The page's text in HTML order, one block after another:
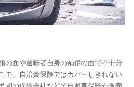
ントカード番号、性別、年齢、家族
ト残高、dポイント利用履歴などが
ドコモが提供する各種サービスな
モが提供する各種サービスのご契
ンターネット利用時の行動に関す
ョン利用時の行動に関する情報、
の面や運転者自身の補償の面で不十分
で、自賠責保険ではカバーしきれない